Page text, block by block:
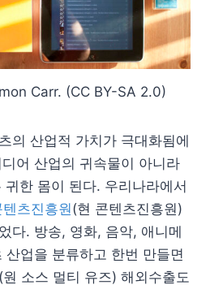
Carr. (CC BY-SA 2.0)
의 산업적 가치가 극대화됨에
어 산업의 귀속물이 아니라
한 몸이 된다. 우리나라에서
츠진흥원(현 콘텐츠진흥원)
다. 방송, 영화, 음악, 애니메
산업을 분류하고 한번 만들면
소스 멀티 유즈) 해외수출도